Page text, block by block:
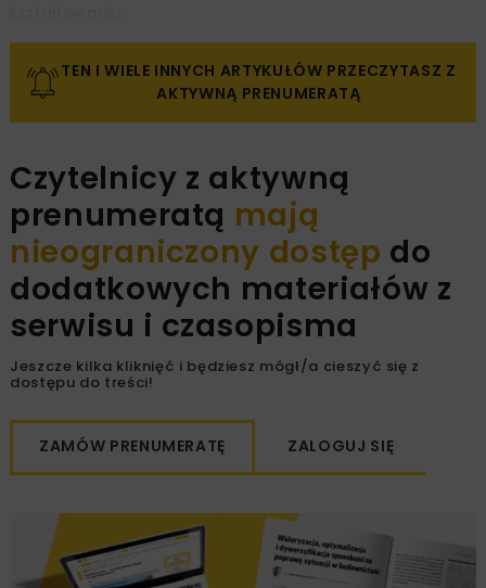
TEN I WIELE INNYCH ARTYKUŁÓW PRZECZYTASZ Z
AKTYWNĄ PRENUMERATĄ
Czytelnicy z aktywną
prenumeratą mają
nieograniczony dostęp do
dodatkowych materiałów z
serwisu i czasopisma
Jeszcze kilka kliknięć i będziesz mógł/a cieszyć się z
dostępu do treści!
ZAMÓW PRENUMERATĘ ZALOGUJ SIĘ